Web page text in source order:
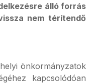
álló forrás
nem térítendő
önkormányzatok
kapcsolódóan